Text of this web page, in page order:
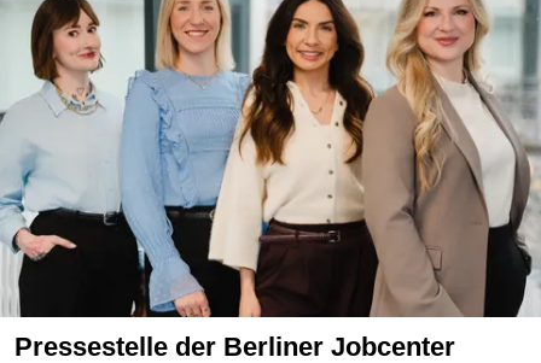
Pressestelle der Berliner Jobcenter